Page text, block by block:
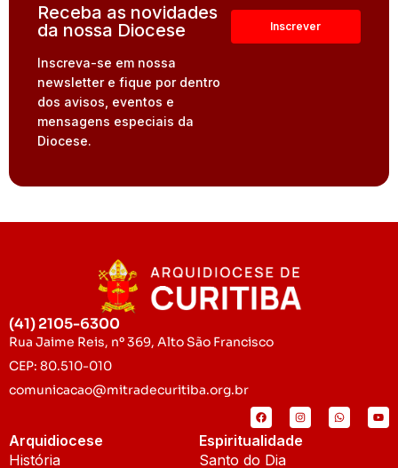
Receba as novidades
da nossa Diocese
Inscreva-se em nossa
newsletter e fique por dentro
dos avisos, eventos e
mensagens especiais da
Diocese.
(41) 2105-6300
Rua Jaime Reis, nº 369, Alto São Francisco
CEP: 80.510-010
comunicacao@mitradecuritiba.org.br
Arquidiocese
História
Espiritualidade
Santo do Dia